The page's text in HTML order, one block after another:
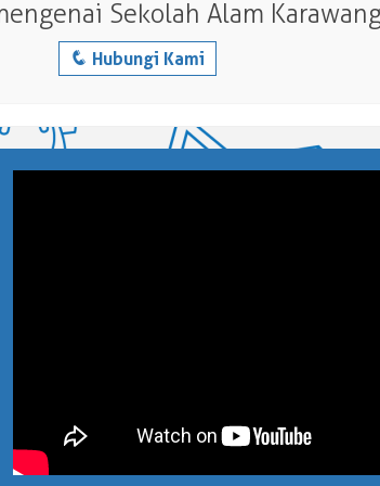
Sekolah Alam
q Hubungi Kami